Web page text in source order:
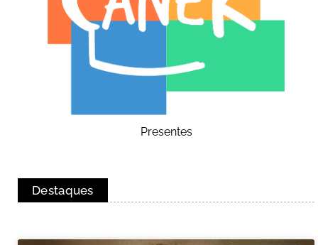
Presentes
Destaques